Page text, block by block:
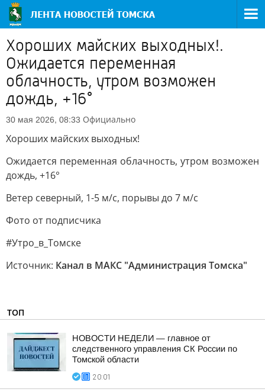
Хороших майских выходных!.
Ожидается переменная
облачность, утром возможен
дождь, +16°
30 мая 2026, 08:33 Официально
Хороших майских выходных!
Ожидается переменная облачность, утром возможен
дождь, +16°
Ветер северный, 1-5 м/с, порывы до 7 м/с
Фото от подписчика
#Утро_в_Томске
Источник: Канал в МАКС "Администрация Томска"
ТОП
НОВОСТИ НЕДЕЛИ — главное от
следственного управления СК России по
Томской области
20:01